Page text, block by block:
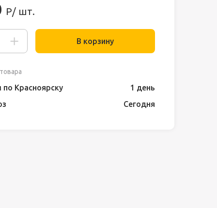
Р/ шт.
В корзину
Красноярску
1 день
Сегодня